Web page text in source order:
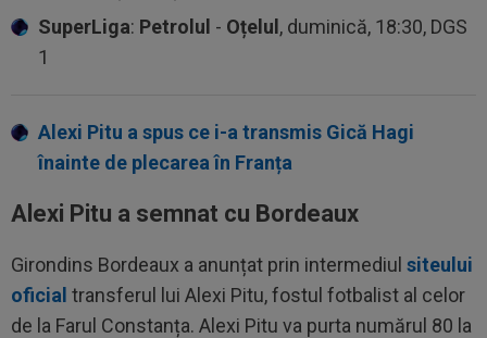
SuperLiga: Petrolul - Oțelul, duminică, 18:30, DGS
1
Alexi Pitu a spus ce i-a transmis Gică Hagi
înainte de plecarea în Franța
Alexi Pitu a semnat cu Bordeaux
Girondins Bordeaux a anunțat prin intermediul siteului
oficial transferul lui Alexi Pitu, fostul fotbalist al celor
de la Farul Constanța. Alexi Pitu va purta numărul 80 la